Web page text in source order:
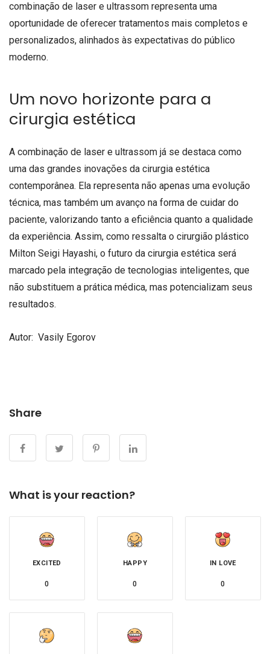
combinação de laser e ultrassom representa uma
oportunidade de oferecer tratamentos mais completos e
personalizados, alinhados às expectativas do público
moderno.
Um novo horizonte para a
cirurgia estética
A combinação de laser e ultrassom já se destaca como
uma das grandes inovações da cirurgia estética
contemporânea. Ela representa não apenas uma evolução
técnica, mas também um avanço na forma de cuidar do
paciente, valorizando tanto a eficiência quanto a qualidade
da experiência. Assim, como ressalta o cirurgião plástico
Milton Seigi Hayashi, o futuro da cirurgia estética será
marcado pela integração de tecnologias inteligentes, que
não substituem a prática médica, mas potencializam seus
resultados.
Autor: Vasily Egorov
Share
What is your reaction?
EXCITED
0
HAPPY
0
IN LOVE
0